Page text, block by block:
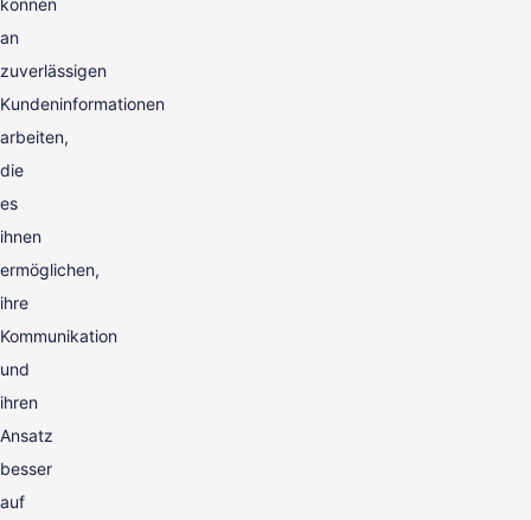
können
an
zuverlässigen
Kundeninformationen
arbeiten,
die
es
ihnen
ermöglichen,
ihre
Kommunikation
und
ihren
Ansatz
besser
auf